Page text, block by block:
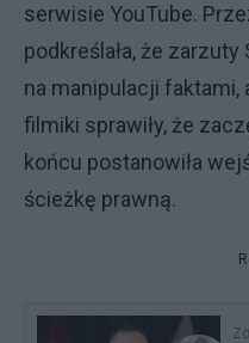
serwisie YouTube.
podkreślała, że
na manipulacji faktami,
filmiki sprawiły, że
końcu postanowiła
ścieżkę prawną.